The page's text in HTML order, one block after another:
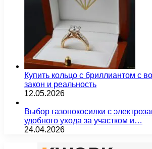
Купить кольцо с бриллиантом с
закон и реальность
12.05.2026
Выбор газонокосилки с
удобного ухода за участком и…
24.04.2026